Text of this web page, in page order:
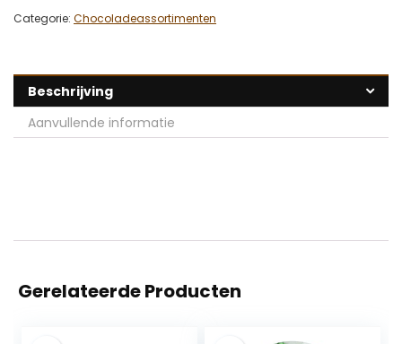
Categorie: Chocoladeassortimenten
Beschrijving
Aanvullende informatie
Gerelateerde Producten